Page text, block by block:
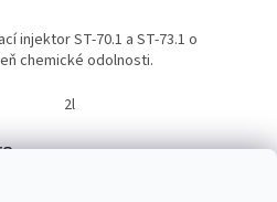
injektor ST-70.1 a ST-73.1 o
chemické odolnosti.
2l
stroje